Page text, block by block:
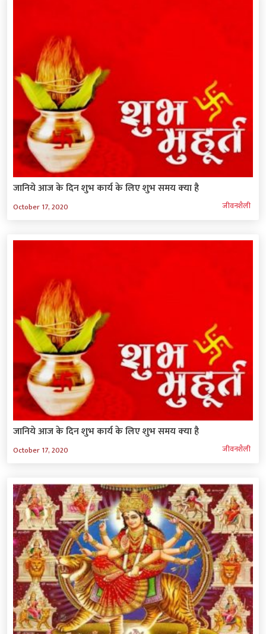
जानिये आज के दिन शुभ कार्य के लिए शुभ समय क्‍या है
October 17, 2020 जीवनशैली
जानिये आज के दिन शुभ कार्य के लिए शुभ समय क्‍या है
October 17, 2020 जीवनशैली